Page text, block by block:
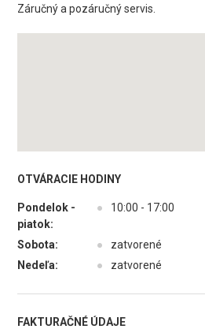
Záručný a pozáručný servis.
OTVÁRACIE HODINY
Pondelok -
piatok:
● 10:00 - 17:00
Sobota: ●
zatvorené
Nedeľa:
● zatvorené
FAKTURAČNÉ ÚDAJE